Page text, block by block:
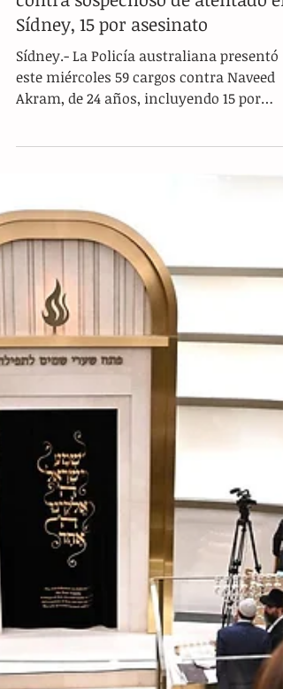
La Policía presenta 59 cargos
contra sospechoso de atentado en
Sídney, 15 por asesinato
Sídney.- La Policía australiana presentó
domingo en la playa de Bondi, en la
de Sídney. Entre las acusaciones figuran
15 cargos de asesinato, así como delitos
intento de homicidio; comisión de un
terrorista; exhibición pública de un
símbolo terrorista prohibido; y colocaci